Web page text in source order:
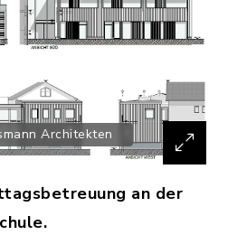
Architekten
an der